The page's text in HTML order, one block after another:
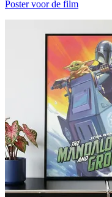
Poster voor de film